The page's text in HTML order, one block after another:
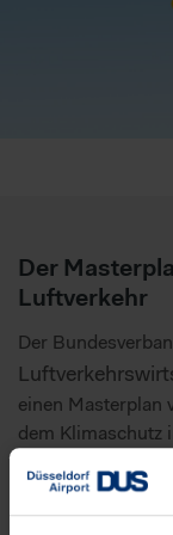
Der
Luftverkehr
Der
einen Masterplan
dem Klimaschutz
Flughafen- und